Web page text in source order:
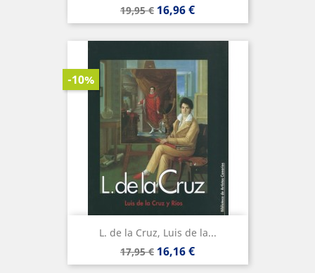
Precio
base
19,95 € Precio
16,96 €
L. de la Cruz, Luis de la...
Precio
base
17,95 €
-10%
Precio
16,16 €